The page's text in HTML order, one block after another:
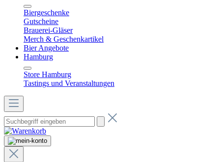
Biergeschenke
Gutscheine
Brauerei-Gläser
Merch & Geschenkartikel
Bier Angebote
Hamburg
Store Hamburg
Tastings und Veranstaltungen